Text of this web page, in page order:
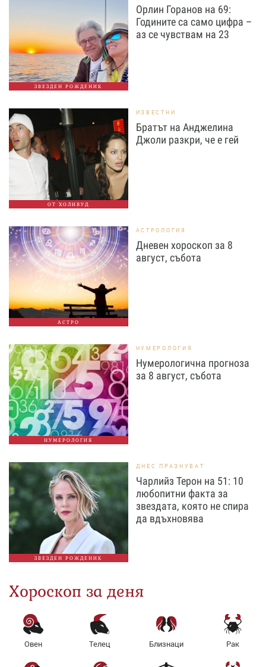
ЗВЕЗДЕН РОЖДЕНИК
Орлин Горанов на 69:
Годините са само цифра –
аз се чувствам на 23
ОТ ХОЛИВУД
ИЗВЕСТНИ
Братът на Анджелина
Джоли разкри, че е гей
АСТРО
АСТРОЛОГИЯ
Дневен хороскоп за 8
август, събота
НУМЕРОЛОГИЯ
НУМЕРОЛОГИЯ
Нумерологична прогноза
за 8 август, събота
ЗВЕЗДЕН РОЖДЕНИК
ДНЕС ПРАЗНУВАТ
Чарлийз Терон на 51: 10
любопитни факта за
звездата, която не спира
да вдъхновява
Хороскоп за деня
Овен Телец Близнаци Рак